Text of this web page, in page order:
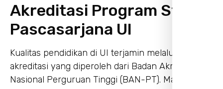
Akreditasi Program Studi
Pascasarjana UI
Kualitas pendidikan di UI terjamin melalui
akreditasi yang diperoleh dari Badan Akreditasi
Nasional Perguruan Tinggi (BAN-PT). Mayoritas